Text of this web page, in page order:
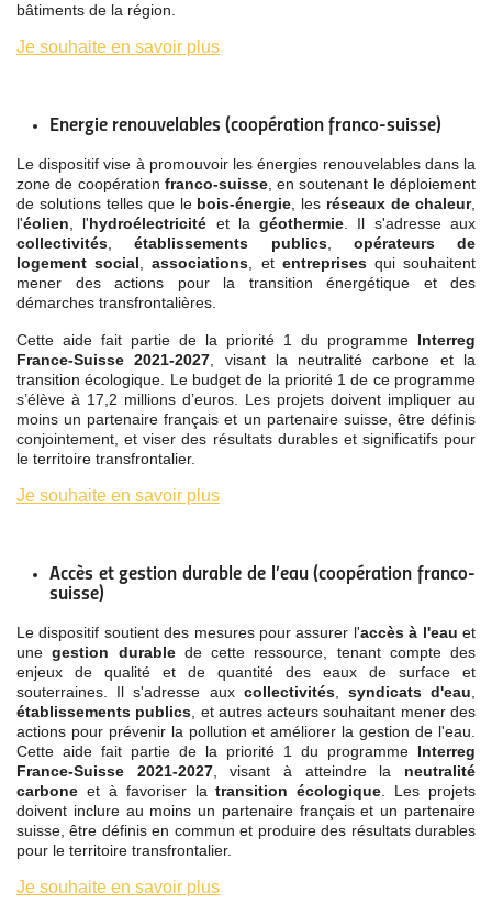
bâtiments de la région.
Je souhaite en savoir plus
Energie renouvelables (coopération franco-suisse)
Le dispositif vise à promouvoir les énergies renouvelables dans la
zone de coopération franco-suisse, en soutenant le déploiement
de solutions telles que le bois-énergie , les réseaux de chaleur,
l'éolien , l'hydroélectricité et lagéothermie . Il s'adresse aux
collectivités ,établissements publics, opérateurs de
logement social ,associations , et entreprisesqui souhaitent
mener des actions pour la transition énergétique et des
démarches transfrontalières.
Cette aide fait partie de la priorité 1 du programme Interreg
France-Suisse 2021-2027 , visant la neutralité carbone et la
transition écologique. Le budget de la priorité 1 de ce programme
s’élève à 17,2 millions d’euros. Les projets doivent impliquer au
moins un partenaire français et un partenaire suisse, être définis
conjointement, et viser des résultats durables et significatifs pour
le territoire transfrontalier.
Je souhaite en savoir plus
Accès et gestion durable de l’eau (coopération franco-
suisse)
Le dispositif soutient des mesures pour assurer l'accès à l'eau et
unegestion durablede cette ressource, tenant compte des
enjeux de qualité et de quantité des eaux de surface et
souterraines. Il s'adresse aux collectivités, syndicats d'eau
établissements publics , et autres acteurs souhaitant mener des
actions pour prévenir la pollution et améliorer la gestion de l'eau.
Cette aide fait partie de la priorité 1 du programme Interreg
France-Suisse 2021-2027, visant à atteindre la neutralité
carbone et à favoriser latransition écologique . Les projets
doivent inclure au moins un partenaire français et un partenaire
suisse, être définis en commun et produire des résultats durables
pour le territoire transfrontalier.
Je souhaite en savoir plus